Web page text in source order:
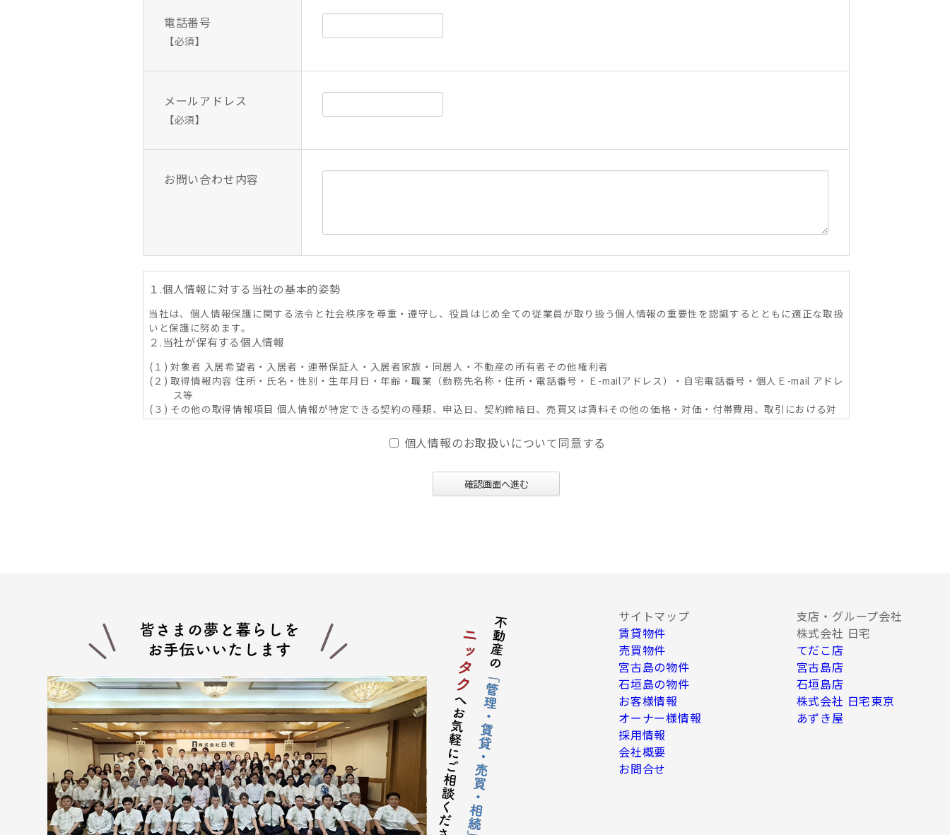
電話番号
【必須】
メールアドレス
【必須】
お問い合わせ内容
１.個人情報に対する当社の基本的姿勢
当社は、個人情報保護に関する法令と社会秩序を尊重・遵守し、役員はじめ全ての従業員が取り扱う個人情報の重要性を認識するとともに適正な取扱
いと保護に努めます。
２.当社が保有する個人情報
(１) 対象者 入居希望者・入居者・連帯保証人・入居者家族・同居人・不動産の所有者その他権利者
(２) 取得情報内容 住所・氏名・性別・生年月日・年齢・職業（勤務先名称・住所・電話番号・Ｅ-mailアドレス）・自宅電話番号・個人Ｅ-mail アドレ
ス等
(３) その他の取得情報項目 個人情報が特定できる契約の種類、申込日、契約締結日、売買又は賃料その他の価格・対価・付帯費用、取引における対
象物件に係る関連情報並びにその他付帯情報
(１) 不動産の賃貸、売買、交換、及びそれらの媒介・代理、紹介、入居申込結果等の連絡、信用情報機関への信用照会、物件の管理等に関する契約
その他取り決め事項の履行に必要な範囲における利用並びに当社及び当社グループ会社（アパマンショップ本部及び加盟企業を含む：以下同
第三者への提供にあたっては、機密保持のために必要な措置を講じます。なお、上記利用目的の達成に必要な範囲内において業務委託先に情報を提供
する場合など、法令に反しない範囲で停止請求をお受けできないことがあります。 お客様の個人情報は、上記利用目的のために以下の者に対して書
面または口頭もしくはその他媒体によるデータで提供します。
(１) お客様から委託を受けた事項についての契約の相手方となる者、その見込者
(２) 賃貸にかかる不動産が売買される場合の不動産仲介業者及び売買後の移管先管理業者
(３) 契約目的にかかる業務に関して当社が委託または提携した業者
(４) 当社グループ会社
(５) 契約目的にかかる損保会社、信販会社、保証会社、公共料金会社、その他住宅関連サービス等を行う企業
(６) 入居希望者の信用照会のための信用情報機関
(７) 入居者が賃料を滞納した場合の滞納金回収連絡会社
(８) 調停、訴訟のための弁護士、司法書士等の専門家
■上記以外にも、次の場合はお客様の個人情報を第三者に対して提供することがあります。
(１) 人の生命、身体又は財産の保護のため必要な場合
(２) 裁判所・税務署・警察署等の官公庁から法令に基づき照会がなされた場合
個人情報のお取扱いについて同意する
確認画面へ進む
サイトマップ
賃貸物件
売買物件
宮古島の物件
石垣島の物件
お客様情報
オーナー様情報
採用情報
会社概要
お問合せ
支店・グループ会社
株式会社 日宅
てだこ店
宮古島店
石垣島店
株式会社 日宅東京
あずき屋